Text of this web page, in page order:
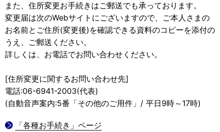
また、住所変更お手続きはご郵送でも承っております。
変更届は次のWebサイトにございますので、ご本人さまの
お名前とご住所(変更後)を確認できる資料のコピーを添付の
うえ、ご郵送ください。
詳しくは、お電話でお問い合わせください。
[住所変更に関するお問い合わせ先]
電話:06-6941-2003(代表)
(自動音声案内:5番「その他のご用件」/ 平日9時～17時)
「各種お手続き」ページ